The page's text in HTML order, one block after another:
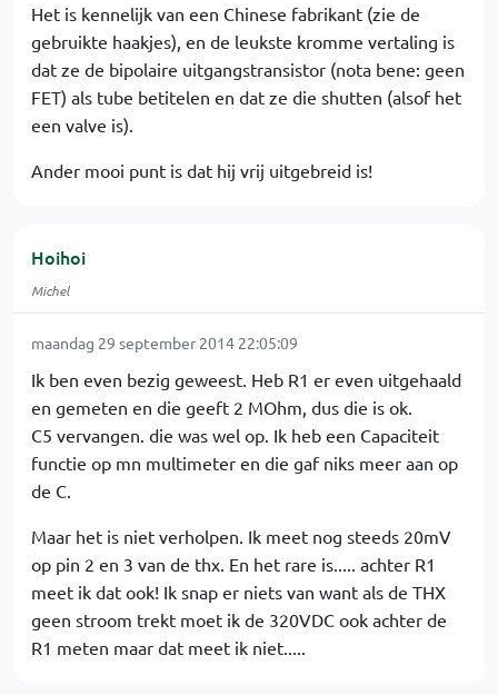
Het is kennelijk van een Chinese fabrikant (zie de
gebruikte haakjes), en de leukste kromme vertaling is
dat ze de bipolaire uitgangstransistor (nota bene: geen
FET) als tube betitelen en dat ze die shutten (alsof het
een valve is).
Ander mooi punt is dat hij vrij uitgebreid is!
Hoihoi
Michel
maandag 29 september 2014 22:05:09
Ik ben even bezig geweest. Heb R1 er even uitgehaald
en gemeten en die geeft 2 MOhm, dus die is ok.
C5 vervangen. die was wel op. Ik heb een Capaciteit
functie op mn multimeter en die gaf niks meer aan op
de C.
Maar het is niet verholpen. Ik meet nog steeds 20mV
op pin 2 en 3 van de thx. En het rare is..... achter R1
meet ik dat ook! Ik snap er niets van want als de THX
geen stroom trekt moet ik de 320VDC ook achter de
R1 meten maar dat meet ik niet.....